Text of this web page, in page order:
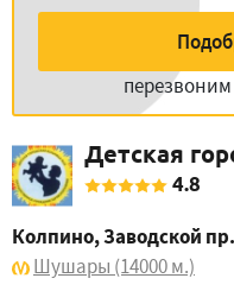
перезвоним
Детская
4.8
Колпино, Заводской
Шушары (14000 м.)